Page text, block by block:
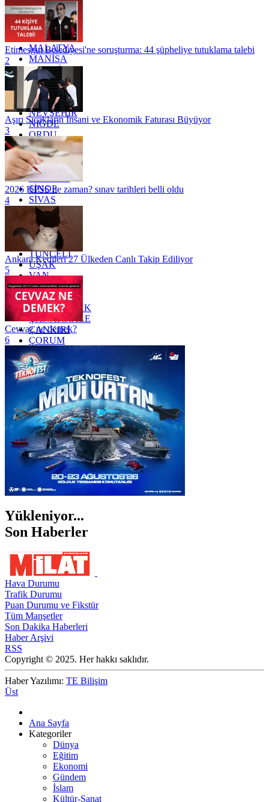
KOCAELİ
KONYA
KÜTAHYA
KİLİS
MALATYA
MANİSA
MARDİN
MERSİN
MUĞLA
MUŞ
NEVŞEHİR
NİĞDE
ORDU
OSMANİYE
RİZE
SAKARYA
SAMSUN
SİNOP
SİVAS
SİİRT
TEKİRDAĞ
TOKAT
TRABZON
TUNCELİ
UŞAK
VAN
YALOVA
YOZGAT
ZONGULDAK
ÇANAKKALE
ÇANKIRI
ÇORUM
İSTANBUL
İZMİR
ŞANLIURFA
ŞIRNAK
Etimesgut Belediyesi'ne soruşturma: 44 şüpheliye tutuklama talebi
2
Aşırı Sıcakların İnsani ve Ekonomik Faturası Büyüyor
3
2026 KPSS ne zaman? sınav tarihleri belli oldu
4
Ankara Kedileri 27 Ülkeden Canlı Takip Ediliyor
5
Cevvaz ne demek?
6
Yükleniyor...
Son Haberler
Hava Durumu
Trafik Durumu
Puan Durumu ve Fikstür
Tüm Manşetler
Son Dakika Haberleri
Haber Arşivi
RSS
Copyright © 2025. Her hakkı saklıdır.
Haber Yazılımı: TE Bilişim
Üst
Ana Sayfa
Kategoriler
Dünya
Eğitim
Ekonomi
Gündem
İslam
Kültür-Sanat